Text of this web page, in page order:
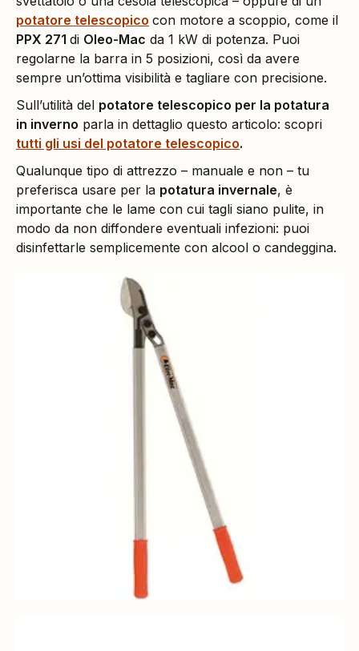
potatore telescopico con motore a scoppio, come il
PPX 271 di Oleo-Mac da 1 kW di potenza. Puoi
regolarne la barra in 5 posizioni, così da avere
sempre un’ottima visibilità e tagliare con precisione.
Sull’utilità del potatore telescopico per la potatura
in inverno parla in dettaglio questo articolo: scopri
tutti gli usi del potatore telescopico.
Qualunque tipo di attrezzo – manuale e non – tu
preferisca usare per la potatura invernale, è
importante che le lame con cui tagli siano pulite, in
modo da non diffondere eventuali infezioni: puoi
disinfettarle semplicemente con alcool o candeggina.